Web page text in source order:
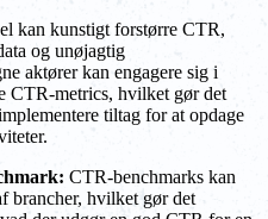
kan kunstigt forstørre CTR,
og unøjagtig
aktører kan engagere sig i
CTR-metrics, hvilket gør det
tiltag for at opdage
CTR-benchmarks kan
brancher, hvilket gør det